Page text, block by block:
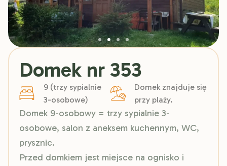
Domek nr 353
9 (trzy sypialnie
3-osobowe)
Domek znajduje się
przy plaży.
Domek 9-osobowy = trzy sypialnie 3-
osobowe, salon z aneksem kuchennym, WC,
prysznic.
Przed domkiem jest miejsce na ognisko i